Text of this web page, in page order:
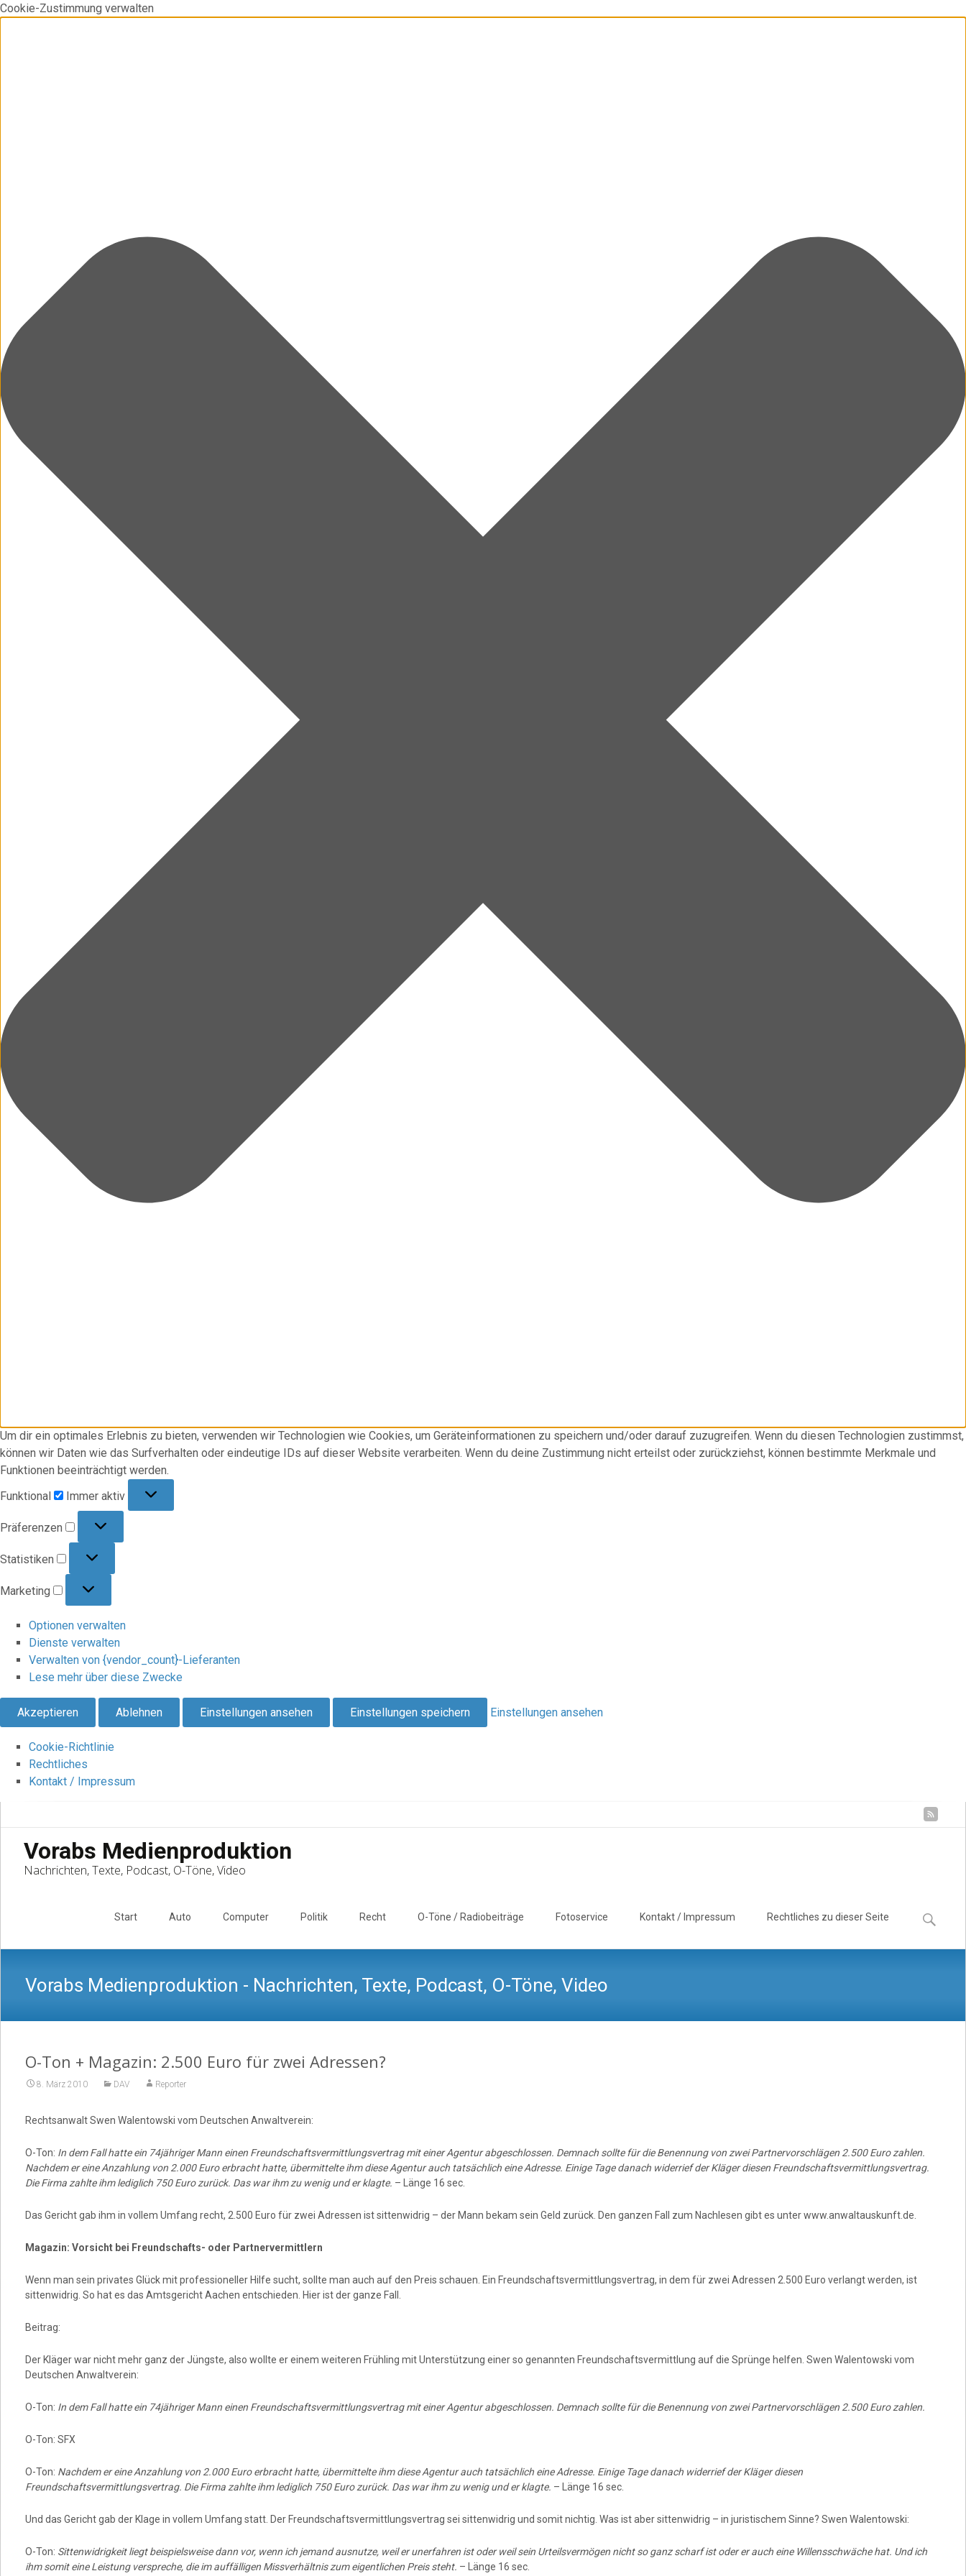
Cookie-Zustimmung verwalten
Um dir ein optimales Erlebnis zu bieten, verwenden wir Technologien wie Cookies, um Geräteinformationen zu speichern und/oder darauf zuzugreifen. Wenn du diesen Technologien zustimmst,
können wir Daten wie das Surfverhalten oder eindeutige IDs auf dieser Website verarbeiten. Wenn du deine Zustimmung nicht erteilst oder zurückziehst, können bestimmte Merkmale und
Funktionen beeinträchtigt werden.
Funktional
Immer aktiv
Präferenzen
Statistiken
Marketing
Optionen verwalten
Dienste verwalten
Verwalten von {vendor_count}-Lieferanten
Lese mehr über diese Zwecke
Akzeptieren Ablehnen Einstellungen ansehen Einstellungen speichern Einstellungen ansehen
Cookie-Richtlinie
Rechtliches
Kontakt / Impressum
Vorabs Medienproduktion
Nachrichten, Texte, Podcast, O-Töne, Video
Start Auto Computer Politik Recht O-Töne / Radiobeiträge Fotoservice Kontakt / Impressum Rechtliches zu dieser Seite
Suchen
nach:
Vorabs Medienproduktion - Nachrichten, Texte, Podcast, O-Töne, Video
O-Ton + Magazin: 2.500 Euro für zwei Adressen?
8. März 2010 DAV Reporter
Rechtsanwalt Swen Walentowski vom Deutschen Anwaltverein:
O-Ton: In dem Fall hatte ein 74jähriger Mann einen Freundschaftsvermittlungsvertrag mit einer Agentur abgeschlossen. Demnach sollte für die Benennung von zwei Partnervorschlägen 2.500 Euro zahlen.
Nachdem er eine Anzahlung von 2.000 Euro erbracht hatte, übermittelte ihm diese Agentur auch tatsächlich eine Adresse. Einige Tage danach widerrief der Kläger diesen Freundschaftsvermittlungsvertrag.
Die Firma zahlte ihm lediglich 750 Euro zurück. Das war ihm zu wenig und er klagte. – Länge 16 sec.
Das Gericht gab ihm in vollem Umfang recht, 2.500 Euro für zwei Adressen ist sittenwidrig – der Mann bekam sein Geld zurück. Den ganzen Fall zum Nachlesen gibt es unter www.anwaltauskunft.de.
Magazin: Vorsicht bei Freundschafts- oder Partnervermittlern
Wenn man sein privates Glück mit professioneller Hilfe sucht, sollte man auch auf den Preis schauen. Ein Freundschaftsvermittlungsvertrag, in dem für zwei Adressen 2.500 Euro verlangt werden, ist
sittenwidrig. So hat es das Amtsgericht Aachen entschieden. Hier ist der ganze Fall.
Beitrag:
Der Kläger war nicht mehr ganz der Jüngste, also wollte er einem weiteren Frühling mit Unterstützung einer so genannten Freundschaftsvermittlung auf die Sprünge helfen. Swen Walentowski vom
Deutschen Anwaltverein:
O-Ton: In dem Fall hatte ein 74jähriger Mann einen Freundschaftsvermittlungsvertrag mit einer Agentur abgeschlossen. Demnach sollte für die Benennung von zwei Partnervorschlägen 2.500 Euro zahlen.
O-Ton: SFX
O-Ton: Nachdem er eine Anzahlung von 2.000 Euro erbracht hatte, übermittelte ihm diese Agentur auch tatsächlich eine Adresse. Einige Tage danach widerrief der Kläger diesen
Freundschaftsvermittlungsvertrag. Die Firma zahlte ihm lediglich 750 Euro zurück. Das war ihm zu wenig und er klagte. – Länge 16 sec.
Und das Gericht gab der Klage in vollem Umfang statt. Der Freundschaftsvermittlungsvertrag sei sittenwidrig und somit nichtig. Was ist aber sittenwidrig – in juristischem Sinne? Swen Walentowski:
O-Ton: Sittenwidrigkeit liegt beispielsweise dann vor, wenn ich jemand ausnutze, weil er unerfahren ist oder weil sein Urteilsvermögen nicht so ganz scharf ist oder er auch eine Willensschwäche hat. Und ich
ihm somit eine Leistung verspreche, die im auffälligen Missverhältnis zum eigentlichen Preis steht. – Länge 16 sec.